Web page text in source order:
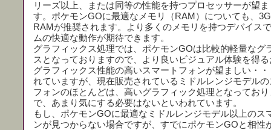
リーズ以上、または同等の性能を持つプロセッサーが望
す。ポケモンGOに最適なメモリ（RAM）についても、
RAMが推奨されます。より多くのメモリを持つデバイス
ムの快適な動作が期待できます。
グラフィックス処理では、ポケモンGOは比較的軽量なグ
スとなっておりますので、より良いビジュアル体験を得
グラフィックス性能の高いスマートフォンが望ましい・
れていますが、現在販売されているミドルレンジモデル
フォンのほとんどは、高いグラフィック処理となってお
で、あまり気にする必要はないといわれています。
もし、ポケモンGOに最適なミドルレンジモデル以上のス
ンが見つからない場合ですが、すでにポケモンGOと相性